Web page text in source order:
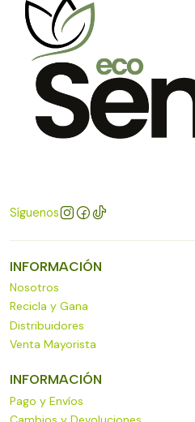
Síguenos
INFORMACIÓN
Nosotros
Recicla y Gana
Distribuidores
Venta Mayorista
INFORMACIÓN
Pago y Envíos